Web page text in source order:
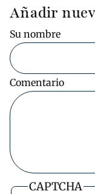
Añadir
Su nombre
Comentario
CAPTCHA